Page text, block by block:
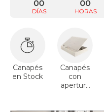
DÍAS
00
HORAS
00
Canapés
en Stock
Canapés
con
apertura